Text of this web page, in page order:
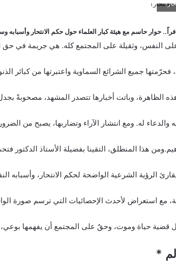
حوار حاسم مع هيئة كبار العلماء حول حكم الانتحار وأسبابه
على النفس، وثقيلة على المجتمع كله. هي جريمة في
فحرّمتها جميع الشرائع السماوية واعتبرتها من كبائر
الظاهرة، وباتت أخبارها تتصدر المشهد، مصحوبةً
له. ومع انتشار الآراء وتضاربها، يصبح من
هذا المنطلق، التقينا بفضيلة الأستاذ الدكتور
الرؤية الشرعية الواضحة لحكم الانتحار، وأسبابه
مع استعراض لأحدث الإحصائيات التي ترسم صورة
قضية حياة وموت، وحقٌ على المجتمع أن يفهمها بوعي،
*